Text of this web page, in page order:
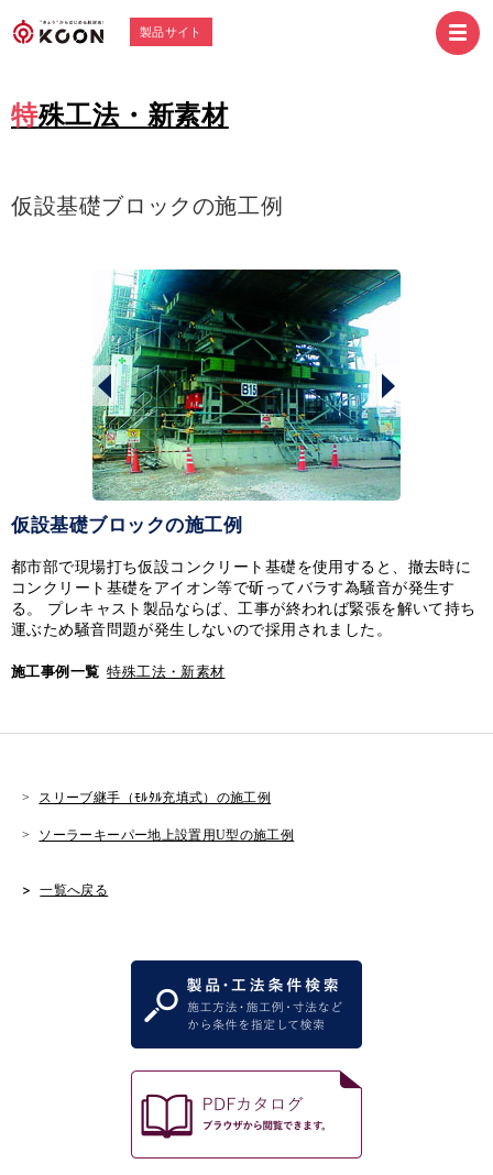
製品サイト
特殊工法・新素材
仮設基礎ブロックの施工例
仮設基礎ブロックの施工例
都市部で現場打ち仮設コンクリート基礎を使用すると、撤去時に
コンクリート基礎をアイオン等で斫ってバラす為騒音が発生す
る。 プレキャスト製品ならば、工事が終われば緊張を解いて持ち
運ぶため騒音問題が発生しないので採用されました。
施工事例一覧 特殊工法・新素材
スリーブ継手（ﾓﾙﾀﾙ充填式）の施工例
ソーラーキーパー地上設置用U型の施工例
一覧へ戻る